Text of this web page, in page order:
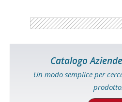
Catalogo
Un modo semplice per